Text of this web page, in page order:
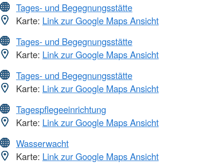
Tages- und Begegnungsstätte
Karte: Link zur Google Maps Ansicht
Tages- und Begegnungsstätte
Karte: Link zur Google Maps Ansicht
Tages- und Begegnungsstätte
Karte: Link zur Google Maps Ansicht
Tagespflegeeinrichtung
Karte: Link zur Google Maps Ansicht
Wasserwacht
Karte: Link zur Google Maps Ansicht